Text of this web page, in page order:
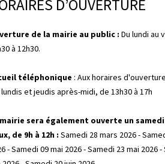
D’OUVERTURE
de la mairie au public : Du lundi au
à 12h30.
téléphonique : Aux horaires
et jeudis après-midi, de 13h30 à 17h
sera également ouverte un
de 9h à 12h : Samedi 28 mars 2026 -
- Samedi 09 mai 2026 - Samedi 23 mai 2026